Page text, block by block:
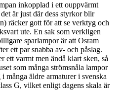
inkopplad i ett ouppvärmt
är just där dess styrkor blir
räcker gott för att se verktyg och
ute. En sak som verkligen
sparlampor är att Osram
ett par snabba av- och påslag.
ett varmt men ändå klart sken, så
som många strömsnåla lampor
många äldre armaturer i svenska
G, vilket enligt dagens skala är